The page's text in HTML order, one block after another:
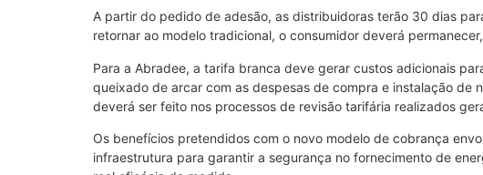
A partir do pedido de adesão, as distribuidoras terão 30 dias
retornar ao modelo tradicional, o consumidor deverá
Para a Abradee, a tarifa branca deve gerar custos adicionais
queixado de arcar com as despesas de compra e instalação de
deverá ser feito nos processos de revisão tarifária realizados
Os benefícios pretendidos com o novo modelo de cobrança
infraestrutura para garantir a segurança no fornecimento de